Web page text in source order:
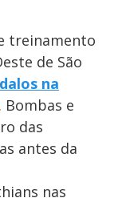
treinamento
de São
na
. Bombas e
das
antes da
nas